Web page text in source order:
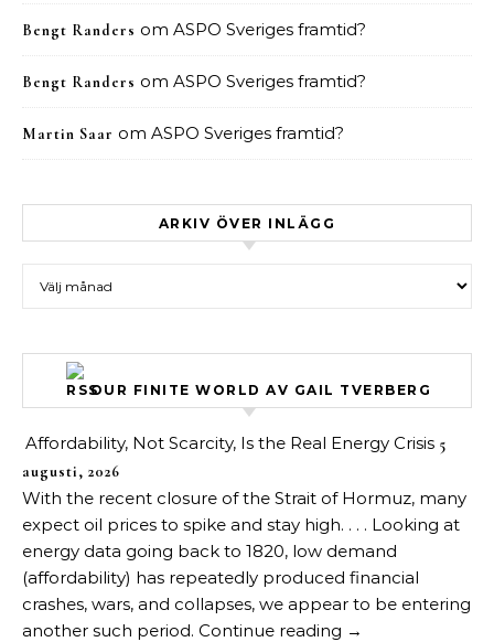
Bengt Randers om ASPO Sveriges framtid?
Bengt Randers om ASPO Sveriges framtid?
Martin Saar om ASPO Sveriges framtid?
ARKIV ÖVER INLÄGG
OUR FINITE WORLD AV GAIL TVERBERG
Affordability, Not Scarcity, Is the Real Energy Crisis 5
augusti, 2026
With the recent closure of the Strait of Hormuz, many
expect oil prices to spike and stay high. . . . Looking at
energy data going back to 1820, low demand
(affordability) has repeatedly produced financial
crashes, wars, and collapses, we appear to be entering
another such period. Continue reading →